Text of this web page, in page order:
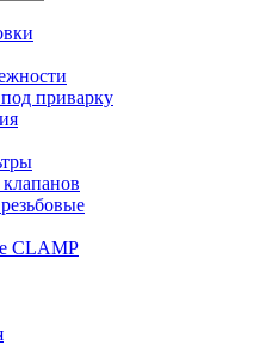
приварку
CLAMP